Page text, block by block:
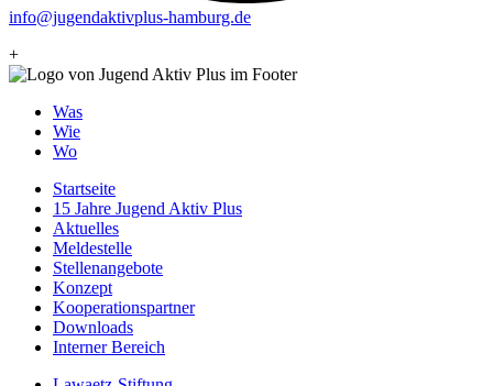
info@jugendaktivplus-hamburg.de
+
Was
Wie
Wo
Startseite
15 Jahre Jugend Aktiv Plus
Aktuelles
Meldestelle
Stellenangebote
Konzept
Kooperationspartner
Downloads
Interner Bereich